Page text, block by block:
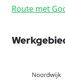
Route met